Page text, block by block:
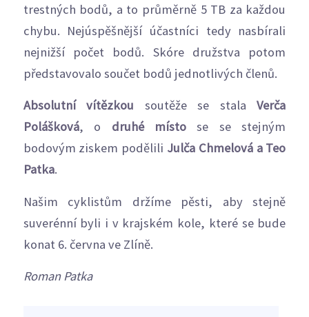
trestných bodů, a to průměrně 5 TB za každou
chybu. Nejúspěšnější účastníci tedy nasbírali
nejnižší počet bodů. Skóre družstva potom
představovalo součet bodů jednotlivých členů.
Absolutní vítězkou soutěže se stalaVerča
Polášková, o druhé místo se se stejným
bodovým ziskem podělili Julča Chmelová a Teo
Patka.
Našim cyklistům držíme pěsti, aby stejně
suverénní byli i v krajském kole, které se bude
konat 6. června ve Zlíně.
Roman Patka